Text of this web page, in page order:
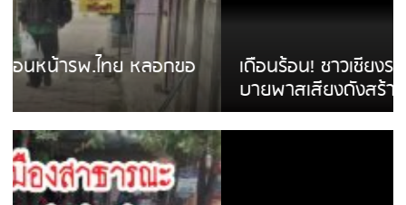
เดือนร้อน! ชาวเชียงรายบ่นรถ Isuzu สีขาวซิ่ง
บายพาสเสียงดังสร้างความรำคาญ